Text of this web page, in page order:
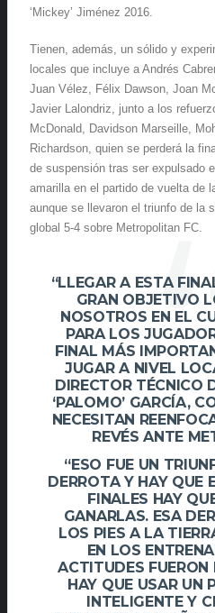
‘Mickey’ Jiménez 2016.
Tienen, además, un sólido y
locales que incluye a Andrés
Juan Vélez, Félix Dawson, Joan
Javier Lalondriz, junto a los
McDonald, Davidson Marseille,
Richardson, quien se perderá la
de suspensión tras ser expulsado
amarilla en el partido de vuelta de
aunque se llevaron el triunfo de la
global 5-4 sobre Metropolitan FC.
“LLEGAR A ESTA
GRAN OBJETIVO
NOSOTROS EN EL
PARA LOS
FINAL MÁS
JUGAR A NIVEL
DIRECTOR TÉCNICO
‘PALOMO’ GARCÍA,
NECESITAN
REVÉS ANTE
“ESO FUE UN
DERROTA Y HAY QUE
FINALES HAY
GANARLAS. ESA
LOS PIES A LA
EN LOS
ACTITUDES FUERON
HAY QUE USAR UN
INTELIGENTE Y